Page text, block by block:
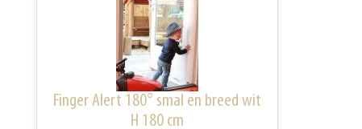
Finger Alert 180° smal en breed wit
H 180 cm